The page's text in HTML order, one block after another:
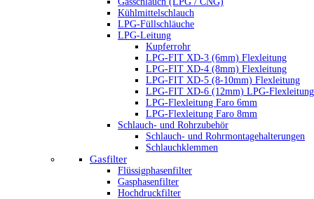
Kühlmittelschlauch
LPG-Füllschläuche
LPG-Leitung
Kupferrohr
LPG-FIT XD-3 (6mm) Flexleitung
LPG-FIT XD-4 (8mm) Flexleitung
LPG-FIT XD-5 (8-10mm) Flexleitung
LPG-FIT XD-6 (12mm) LPG-Flexleitung
LPG-Flexleitung Faro 6mm
LPG-Flexleitung Faro 8mm
Schlauch- und Rohrzubehör
Schlauch- und Rohrmontagehalterungen
Schlauchklemmen
Gasfilter
Flüssigphasenfilter
Gasphasenfilter
Hochdruckfilter